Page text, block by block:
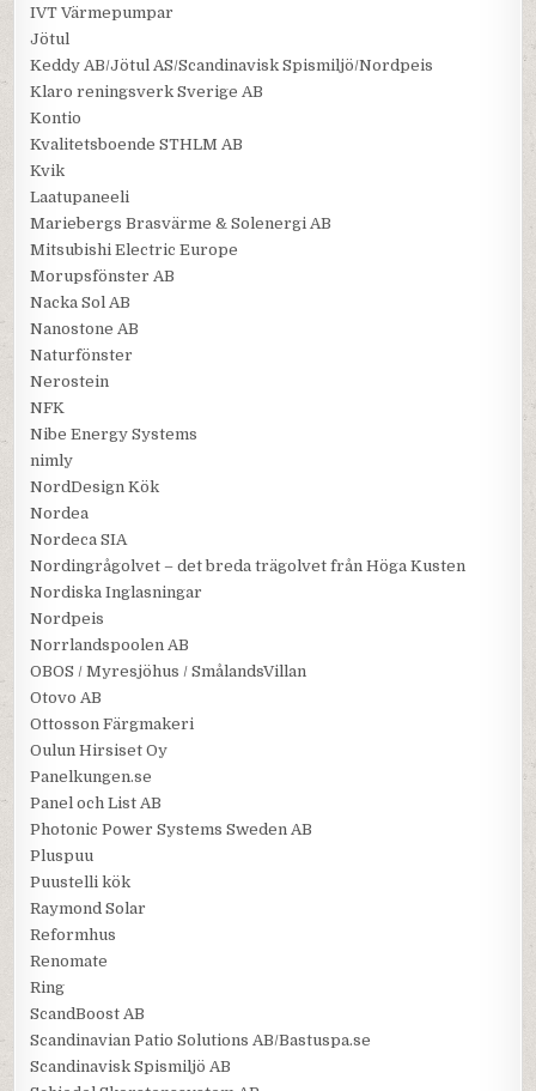
IVT Värmepumpar
Jötul
Keddy AB/Jötul AS/Scandinavisk Spismiljö/Nordpeis
Klaro reningsverk Sverige AB
Kontio
Kvalitetsboende STHLM AB
Kvik
Laatupaneeli
Mariebergs Brasvärme & Solenergi AB
Mitsubishi Electric Europe
Morupsfönster AB
Nacka Sol AB
Nanostone AB
Naturfönster
Nerostein
NFK
Nibe Energy Systems
nimly
NordDesign Kök
Nordea
Nordeca SIA
Nordingrågolvet – det breda trägolvet från Höga Kusten
Nordiska Inglasningar
Nordpeis
Norrlandspoolen AB
OBOS / Myresjöhus / SmålandsVillan
Otovo AB
Ottosson Färgmakeri
Oulun Hirsiset Oy
Panelkungen.se
Panel och List AB
Photonic Power Systems Sweden AB
Pluspuu
Puustelli kök
Raymond Solar
Reformhus
Renomate
Ring
ScandBoost AB
Scandinavian Patio Solutions AB/Bastuspa.se
Scandinavisk Spismiljö AB